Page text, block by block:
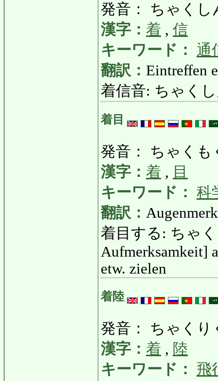
発音： ちゃくし
漢字： 着 , 信
キーワード：
通
翻訳： Eintreffen
着信音: ちゃく
着目
発音： ちゃくも
漢字： 着 , 目
キーワード： 科
翻訳：
着目する: ちゃく
Aufmerksamkeit]
etw. zielen
着陸
発音： ちゃくり
漢字： 着 , 陸
キーワード：
飛